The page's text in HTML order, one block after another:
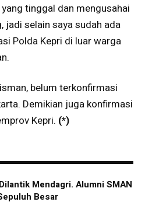
tinggal dan mengusahai
jadi selain saya sudah ada
Polda Kepri di luar warga
belum terkonfirmasi
Demikian juga konfirmasi
Kepri. (*)
Mendagri. Alumni SMAN
Besar